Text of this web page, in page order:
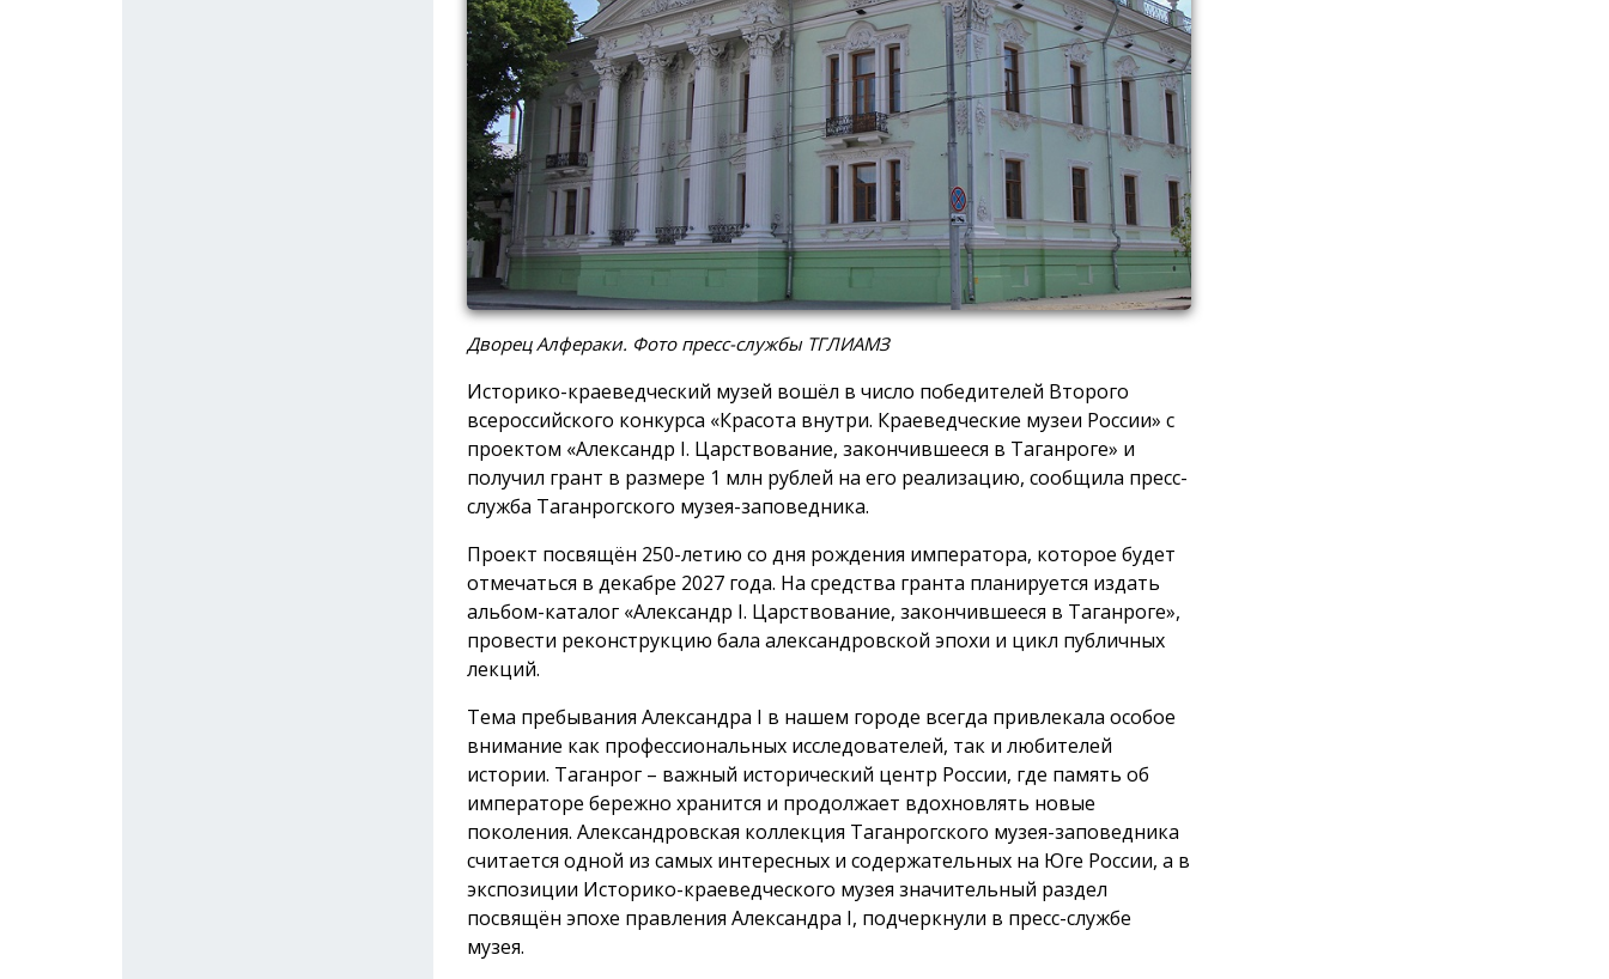
Дворец Алфераки. Фото пресс-службы ТГЛИАМЗ
Историко-краеведческий музей вошёл в число победителей Второго
всероссийского конкурса «Красота внутри. Краеведческие музеи России» с
проектом «Александр I. Царствование, закончившееся в Таганроге» и
получил грант в размере 1 млн рублей на его реализацию, сообщила пресс-
служба Таганрогского музея-заповедника.
Проект посвящён 250-летию со дня рождения императора, которое будет
отмечаться в декабре 2027 года. На средства гранта планируется издать
альбом-каталог «Александр I. Царствование, закончившееся в Таганроге»,
провести реконструкцию бала александровской эпохи и цикл публичных
лекций.
Тема пребывания Александра I в нашем городе всегда привлекала особое
внимание как профессиональных исследователей, так и любителей
истории. Таганрог – важный исторический центр России, где память об
императоре бережно хранится и продолжает вдохновлять новые
поколения. Александровская коллекция Таганрогского музея-заповедника
считается одной из самых интересных и содержательных на Юге России, а в
экспозиции Историко-краеведческого музея значительный раздел
посвящён эпохе правления Александра I, подчеркнули в пресс-службе
музея.